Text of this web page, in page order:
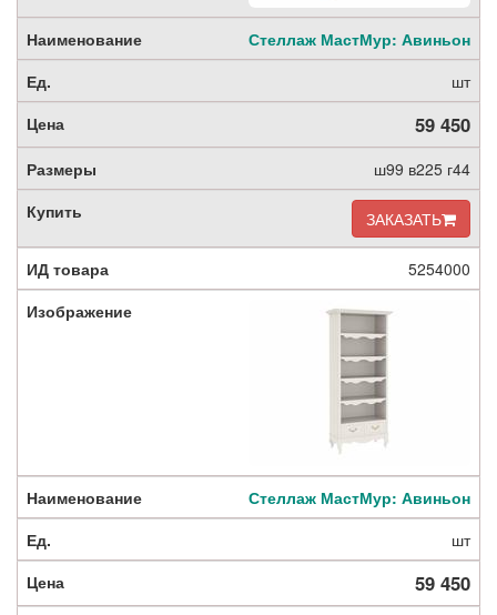
Стеллаж МастМур: Авиньон
шт
59 450
ш99 в225 г44
ЗАКАЗАТЬ
5254000
Стеллаж МастМур: Авиньон
шт
59 450